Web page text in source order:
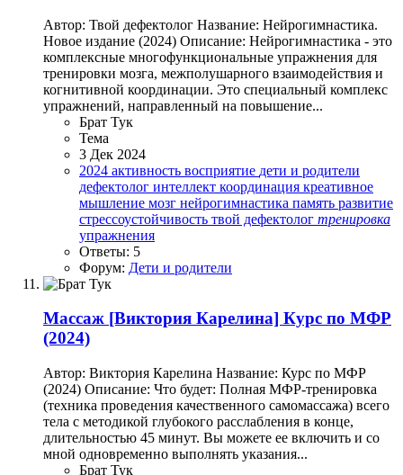
Автор: Твой дефектолог Название: Нейрогимнастика.
Новое издание (2024) Описание: Нейрогимнастика - это
комплексные многофункциональные упражнения для
тренировки мозга, межполушарного взаимодействия и
когнитивной координации. Это специальный комплекс
упражнений, направленный на повышение...
Брат Тук
Тема
3 Дек 2024
2024 активность восприятие дети и родители
дефектолог интеллект координация креативное
мышление мозг нейрогимнастика память развитие
стрессоустойчивость твой дефектолог тренировка
упражнения
Ответы: 5
Форум: Дети и родители
Массаж [Виктория Карелина] Курс по МФР
(2024)
Автор: Виктория Карелина Название: Курс по МФР
(2024) Описание: Что будет: Полная МФР-тренировка
(техника проведения качественного самомассажа) всего
тела с методикой глубокого расслабления в конце,
длительностью 45 минут. Вы можете ее включить и со
мной одновременно выполнять указания...
Брат Тук